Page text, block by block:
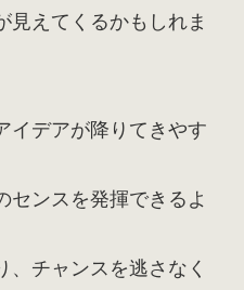
見えてくるかもしれま
イデアが降りてきやす
センスを発揮できるよ
、チャンスを逃さなく